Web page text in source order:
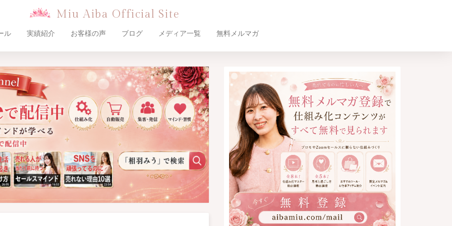
Miu Aiba Official Site
ル 実績紹介 お客様の声 ブログ メディア一覧 無料メルマガ